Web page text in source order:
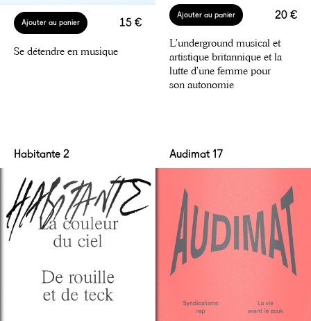
15 €
Ajouter au panier
Se détendre en musique
20 €
Ajouter au panier
L’underground musical et
artistique britannique et la
lutte d’une femme pour
son autonomie
Habitante 2 Audimat 17